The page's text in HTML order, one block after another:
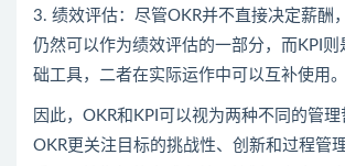
3. 绩效评估：尽管OKR并不直接决定薪酬
仍然可以作为绩效评估的一部分，而KPI则
础工具，二者在实际运作中可以互补使用。
因此，OKR和KPI可以视为两种不同的管理
OKR更关注目标的挑战性、创新和过程管